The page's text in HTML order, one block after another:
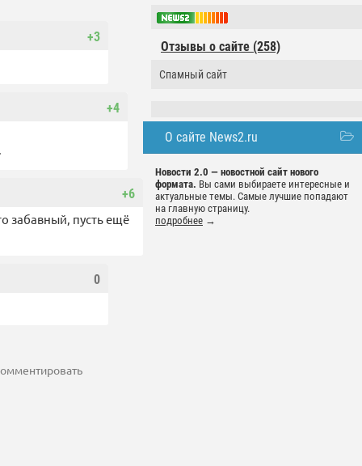
Отзывы о сайте (258)
Спамный сайт
О сайте News2.ru
Новости 2.0 — новостной сайт нового
формата. Вы сами выбираете интересные и
актуальные темы. Самые лучшие попадают
на главную страницу.
подробнее →
+3
+4
+6
забавный, пусть ещё
0